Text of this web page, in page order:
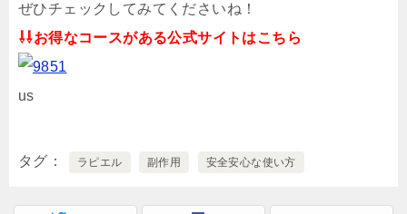
ぜひチェックしてみてくださいね！
⇩⇩お得なコースがある公式サイトはこちら
us
タグ ラピエル 副作用 安全安心な使い方